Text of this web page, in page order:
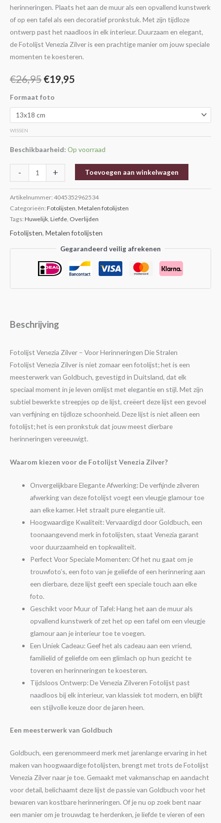
herinneringen. Plaats het aan de muur als een opvallend kunstwerk
of op een tafel als een decoratief pronkstuk. Met zijn tijdloze
ontwerp past het naadloos in elk interieur. Duurzaam en elegant,
de Fotolijst Venezia Zilver is een prachtige manier om jouw speciale
momenten te koesteren.
€26,95 €19,95
Formaat foto
WISSEN
Beschikbaarheid: Op voorraad
- + Toevoegen aan winkelwagen
Artikelnummer: 4045352962534
Categorieën: Fotolijsten Metalen fotolijsten
Tags: Huwelijk Liefde Overlijden
Fotolijsten, Metalen fotolijsten
Gegarandeerd veilig afrekenen
Beschrijving
Fotolijst Venezia Zilver – Voor Herinneringen Die Stralen
Fotolijst Venezia Zilver is niet zomaar een fotolijst; het is een
meesterwerk van Goldbuch, gevestigd in Duitsland, dat elk
speciaal moment in je leven omlijst met elegantie en stijl. Met zijn
subtiel bewerkte streepjes op de lijst, creëert deze lijst een gevoel
van verfijning en tijdloze schoonheid. Deze lijst is niet alleen een
fotolijst; het is een pronkstuk dat jouw meest dierbare
herinneringen vereeuwigt.
Waarom kiezen voor de Fotolijst Venezia Zilver?
Onvergelijkbare Elegante Afwerking: De verfijnde zilveren
afwerking van deze fotolijst voegt een vleugje glamour toe
aan elke kamer. Het straalt pure elegantie uit.
Hoogwaardige Kwaliteit: Vervaardigd door Goldbuch, een
toonaangevend merk in fotolijsten, staat Venezia garant
voor duurzaamheid en topkwaliteit.
Perfect Voor Speciale Momenten: Of het nu gaat om je
trouwfoto’s, een foto van je geliefde of een herinnering aan
een dierbare, deze lijst geeft een speciale touch aan elke
foto.
Geschikt voor Muur of Tafel: Hang het aan de muur als
opvallend kunstwerk of zet het op een tafel om een vleugje
glamour aan je interieur toe te voegen.
Een Uniek Cadeau: Geef het als cadeau aan een vriend,
familielid of geliefde om een glimlach op hun gezicht te
toveren en herinneringen te koesteren.
Tijdsloos Ontwerp: De Venezia Zilveren Fotolijst past
naadloos bij elk interieur, van klassiek tot modern, en blijft
een stijlvolle keuze door de jaren heen.
Een meesterwerk van Goldbuch
Goldbuch, een gerenommeerd merk met jarenlange ervaring in het
maken van hoogwaardige fotolijsten, brengt met trots de Fotolijst
Venezia Zilver naar je toe. Gemaakt met vakmanschap en aandacht
voor detail, belichaamt deze lijst de passie van Goldbuch voor het
bewaren van kostbare herinneringen. Of je nu op zoek bent naar
een manier om je trouwdag te herdenken, je liefde te vieren of een